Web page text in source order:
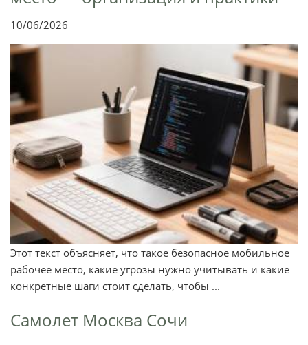
10/06/2026
Этот текст объясняет, что такое безопасное мобильное
рабочее место, какие угрозы нужно учитывать и какие
конкретные шаги стоит сделать, чтобы ...
Самолет Москва Сочи